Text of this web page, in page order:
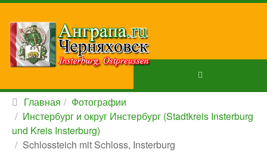
Главная
Фотографии
Инстербург и округ Инстербург (Stadtkreis Insterburg
und Kreis Insterburg)
Schlossteich mit Schloss, Insterburg